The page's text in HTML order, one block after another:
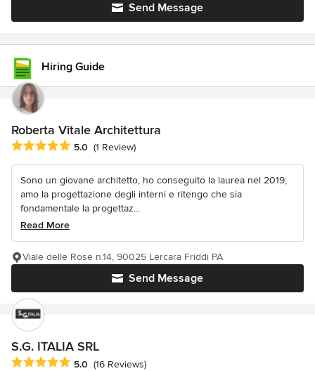
Send Message
Hiring Guide
Roberta Vitale Architettura
Average rating: 5 out of 5 stars
5.0 (1 Review)
Sono un giovane architetto, ho conseguito la laurea nel 2019;
amo la progettazione degli interni e ritengo che sia
fondamentale la progettaz...
Read More
Send Message
Viale delle Rose n.14, 90025 Lercara Friddi PA
S.G. ITALIA SRL
Average rating: 5 out of 5 stars
5.0 (16 Reviews)